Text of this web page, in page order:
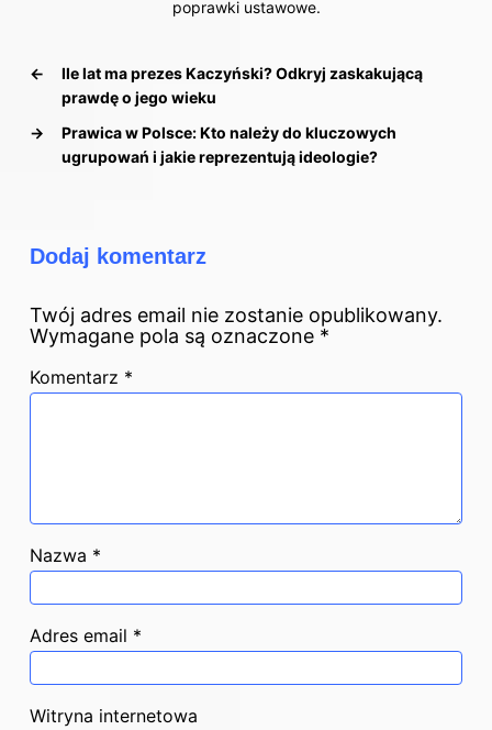
poprawki ustawowe.
←
Ile lat ma prezes Kaczyński? Odkryj zaskakującą
prawdę o jego wieku
→
Prawica w Polsce: Kto należy do kluczowych
ugrupowań i jakie reprezentują ideologie?
Dodaj komentarz
Twój adres email nie zostanie opublikowany.
Wymagane pola są oznaczone *
Komentarz *
Nazwa *
Adres email *
Witryna internetowa